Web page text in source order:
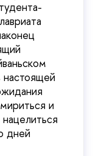
настоящей
и
дней